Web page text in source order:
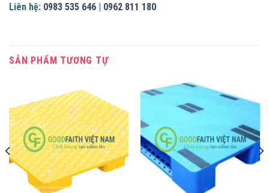
Liên hệ: 0983 535 646 | 0962 811 180
SẢN PHẨM TƯƠNG TỰ